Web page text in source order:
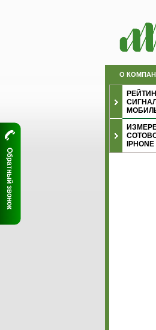
О
Обратный звонок
IPHONE